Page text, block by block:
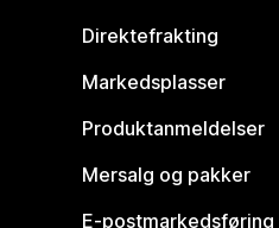
Direktefrakting
Markedsplasser
Produktanmeldelser
Mersalg og pakker
E-postmarkedsføring